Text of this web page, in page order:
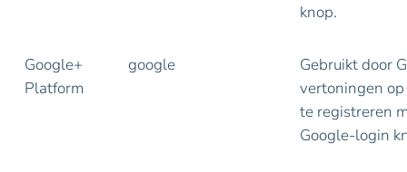
knop.
Google+
Platform
google
Gebruikt door
vertoningen op
te registreren
Google-login